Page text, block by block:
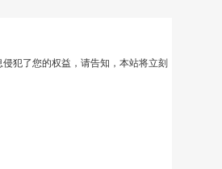
犯了您的权益，请告知，本站将立刻